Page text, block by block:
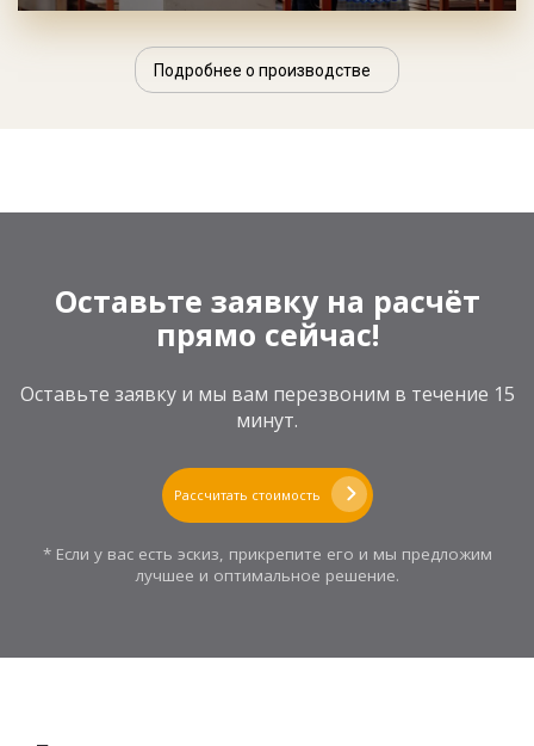
Подробнее о производстве
Оставьте заявку на расчёт
прямо сейчас!
Оставьте заявку и мы вам перезвоним в течение 15
минут.
Рассчитать стоимость
* Если у вас есть эскиз, прикрепите его и мы предложим
лучшее и оптимальное решение.